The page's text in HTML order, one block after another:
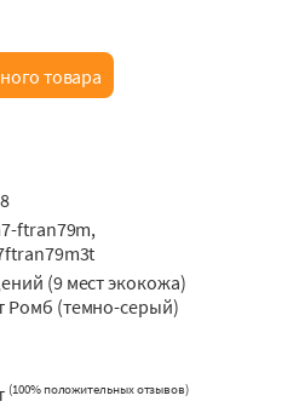
товара
ftran79m,
(9 мест экокожа)
Ромб (темно-серый)
(100% положительных отзывов)